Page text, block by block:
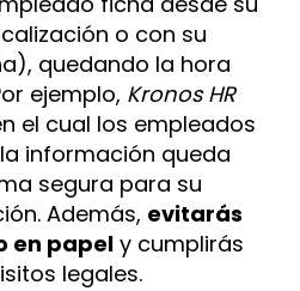
o con su
quedando la hora
ejemplo, Kronos HR
el cual los empleados
información queda
segura para su
Además, evitarás
en papel y cumplirás
legales.